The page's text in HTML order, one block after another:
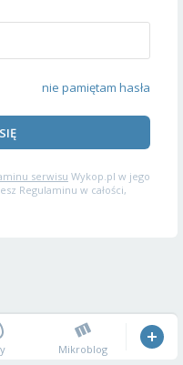
nie pamiętam hasła
serwisu Wykop.pl w jego
Regulaminu w całości,
Mikroblog